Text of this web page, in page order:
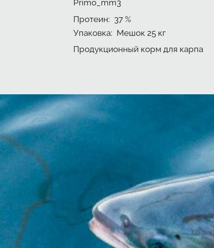
Primo_mm3
Протеин: 37 %
Упаковка: Мешок 25 кг
Продукционный корм для карпа